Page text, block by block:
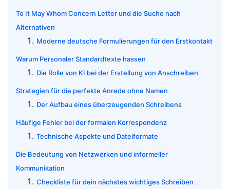
To It May Whom Concern Letter und die Suche nach
Alternativen
Moderne deutsche Formulierungen für den Erstkontakt
Warum Personaler Standardtexte hassen
Die Rolle von KI bei der Erstellung von Anschreiben
Strategien für die perfekte Anrede ohne Namen
Der Aufbau eines überzeugenden Schreibens
Häufige Fehler bei der formalen Korrespondenz
Technische Aspekte und Dateiformate
Die Bedeutung von Netzwerken und informeller
Kommunikation
Checkliste für dein nächstes wichtiges Schreiben